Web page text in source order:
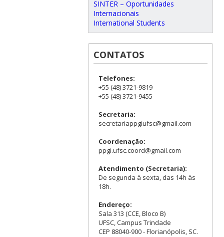
SINTER – Oportunidades
Internacionais
International Students
CONTATOS
Telefones:
+55 (48) 3721-9819
+55 (48) 3721-9455
Secretaria:
secretariappgiufsc@gmail.com
Coordenação:
ppgi.ufsc.coord@gmail.com
Atendimento (Secretaria):
De segunda à sexta, das 14h às
18h.
Endereço:
Sala 313 (CCE, Bloco B)
UFSC, Campus Trindade
CEP 88040-900 - Florianópolis, SC.